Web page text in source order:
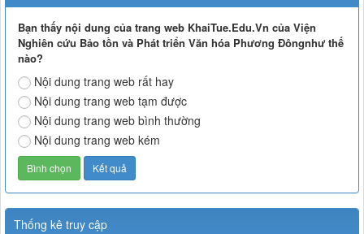
Bạn thấy nội dung của trang web KhaiTue.Edu.Vn của Viện
Nghiên cứu Bảo tồn và Phát triển Văn hóa Phương Đôngnhư thế
nào?
Nội dung trang web rất hay
Nội dung trang web tạm được
Nội dung trang web bình thường
Nội dung trang web kém
Thống kê truy cập